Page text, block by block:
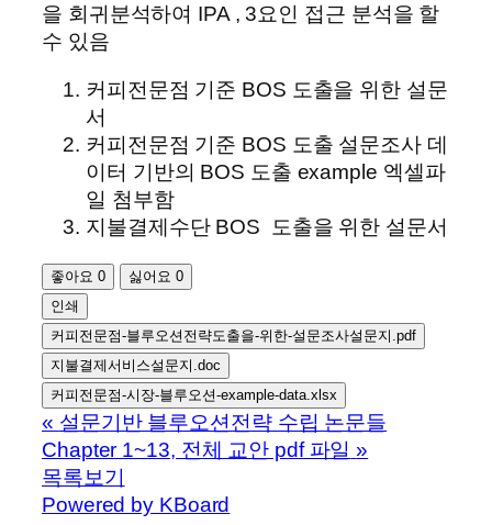
을 회귀분석하여 IPA , 3요인 접근 분석을 할
수 있음
커피전문점 기준 BOS 도출을 위한 설문
서
커피전문점 기준 BOS 도출 설문조사 데
이터 기반의 BOS 도출 example 엑셀파
일 첨부함
지불결제수단 BOS 도출을 위한 설문서
좋아요 0 싫어요 0
인쇄
커피전문점-블루오션전략도출을-위한-설문조사설문지.pdf
지불결제서비스설문지.doc
커피전문점-시장-블루오션-example-data.xlsx
« 설문기반 블루오션전략 수립 논문들
Chapter 1~13, 전체 교안 pdf 파일 »
목록보기
Powered by KBoard